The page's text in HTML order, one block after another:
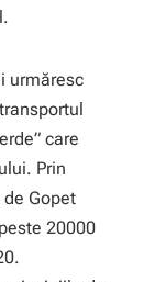
urmăresc
care
Prin
Gopet
20000